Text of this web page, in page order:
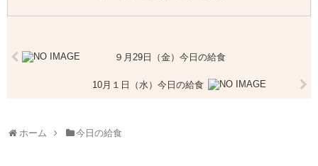
９月29日（金）今日の給食
10月１日（水）今日の給食
ホーム 今日の給食